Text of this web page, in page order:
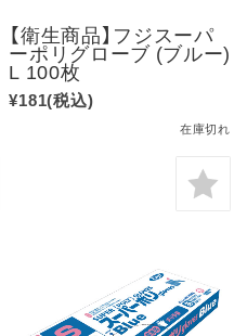
【衛生商品】フジスーパ
ーポリグローブ (ブルー)
L 100枚
¥181(税込)
在庫切れ